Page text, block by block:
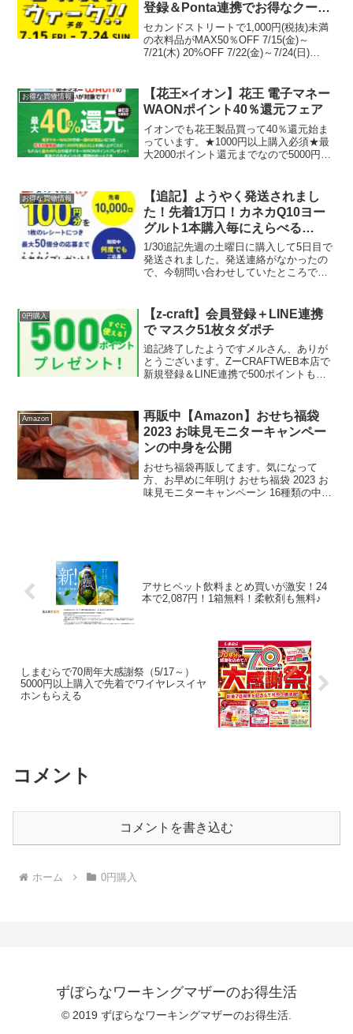
登録＆Ponta連携でお得なクーポ
ンも
セカンドストリートで1,000円(税抜)未満
の衣料品がMAX50％OFF 7/15(金)～
7/21(木) 20%OFF 7/22(金)～7/24(日)
セールセカス...
お得な買物情報
【花王×イオン】花王 電子マネー
WAONポイント40％還元フェア
イオンでも花王製品買って40％還元始ま
っています。★1000円以上購入必須★最
大2000ポイント還元までなので5000円ま
(火)応募締切 2020年12...
お得な買物情報
【追記】ようやく発送されまし
た！先着1万口！カネカQ10ヨー
グルト1本購入毎にえらべる
Pay100円分もれなくもらえる！
楽天で24本買ってみたが間に合う
か！？
1/30追記先週の土曜日に購入して5日目で
発送されました。発送連絡がなかったの
で、今朝問い合わせしていたところでし
先着キャンペーンについて以下の回答を
いただきました。...
0円購入
【z-craft】会員登録＋LINE連携
で マスク51枚タダポチ
追記終了したようですメルさん、ありが
とうございます。ZーCRAFTWEB本店で
新規登録＆LINE連携で500ポイントもら
に500ptもらえます。マスクはこちら
51...
Amazon
再販中【Amazon】おせち福袋
2023 お味見モニターキャンペー
ンの中身を公開
おせち福袋再販してます。気になって
方、お早めに年明け おせち福袋 2023 お
味見モニターキャンペーン 16種類の中か
アサヒペット飲料まとめ買いが激安！24
本で2,087円！1箱無料！柔軟剤も無料♪
しまむらで70周年大感謝祭（5/17～）
5000円以上購入で先着でワイヤレスイヤ
ホンもらえる
コメント
コメントを書き込む
ホーム 0円購入
ずぼらなワーキングマザーのお得生活
© 2019 ずぼらなワーキングマザーのお得生活.